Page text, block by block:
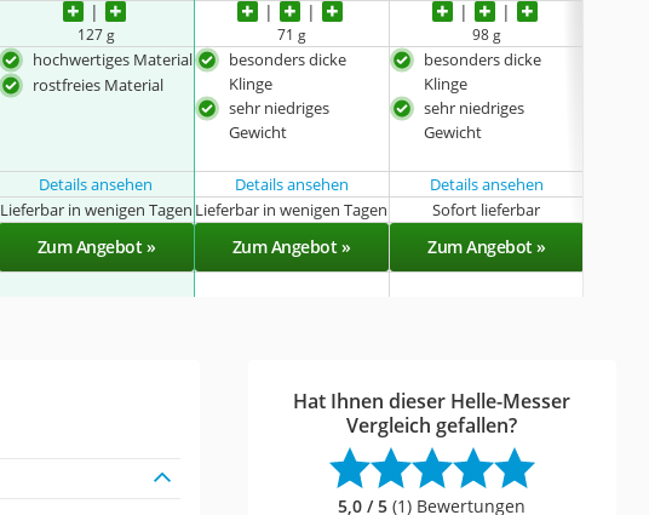
127 g 71 g 98 g
hochwertiges Material
rostfreies Material
besonders dicke
Klinge
sehr niedriges
Gewicht
besonders dicke
Klinge
sehr niedriges
Gewicht
Details ansehen Details ansehen Details ansehen
Lieferbar in wenigen Tagen Lieferbar in wenigen Tagen Sofort lieferbar
Zum Angebot » Zum Angebot » Zum Angebot »
Hat Ihnen dieser Helle-Messer
Vergleich gefallen?
5,0 / 5 (1) Bewertungen